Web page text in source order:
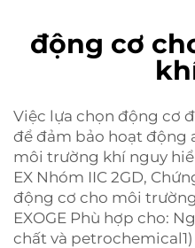
động cơ
Việc lựa chọn động cơ
để đảm bảo hoạt động
môi trường khí nguy
EX Nhóm IIC 2GD,
động cơ cho môi
EXOGE Phù hợp cho:
chất và